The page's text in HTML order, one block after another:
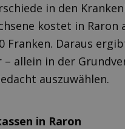
in den
kostet in Raron
Franken. Daraus
– allein in der
auszuwählen.
in Raron